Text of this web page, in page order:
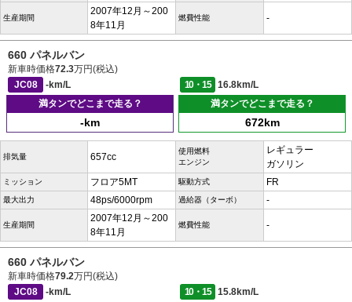
生産期間
2007年12月～200
8年11月
燃費性能 -
660 パネルバン
新車時価格72.3万円(税込)
JC08
-km/L 10・15
16.8km/L
満タンでどこまで走る？
-km
満タンでどこまで走る？
672km
排気量 657cc
使用燃料
エンジン
レギュラー
ガソリン
ミッション フロア5MT 駆動方式 FR
最大出力 48ps/6000rpm 過給器（ターボ） -
生産期間
2007年12月～200
8年11月
燃費性能 -
660 パネルバン
新車時価格79.2万円(税込)
JC08
-km/L 10・15
15.8km/L